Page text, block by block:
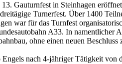
Gauturnfest in Steinhagen
Turnerfest. Über 1400
war für das Turnfest
A33. In
ohne einen neuen
nach 4-jähriger Tätigkeit